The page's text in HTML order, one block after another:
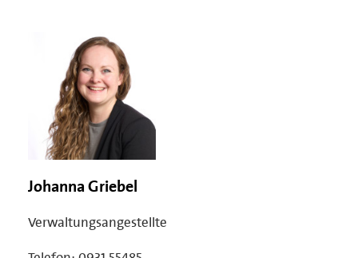
Johanna Griebel
Verwaltungsangestellte